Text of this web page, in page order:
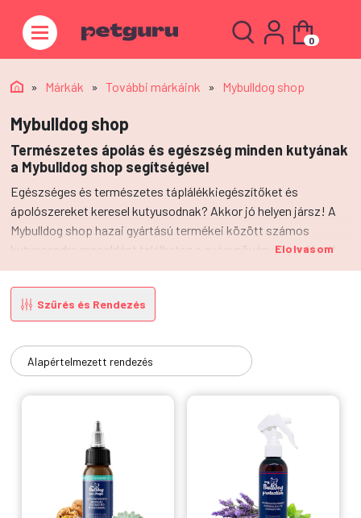
0
» Márkák » További márkáink » Mybulldog shop
Mybulldog shop
Természetes ápolás és egészség minden kutyának
a Mybulldog shop segítségével
Egészséges és természetes táplálékkiegészítőket és
ápolószereket keresel kutyusodnak? Akkor jó helyen jársz! A
Mybulldog shop hazai gyártású termékei között számos
kutyagondra megoldást találhatsz a gyógynövények erejével!
Elolvasom
Szűrés és Rendezés